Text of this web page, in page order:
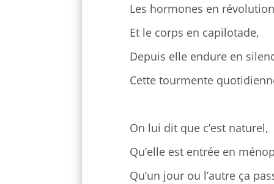
Les hormones en révolution
Et le corps en capilotade,
Depuis elle endure en
Cette tourmente
On lui dit que c’est naturel,
Qu’elle est entrée en
Qu’un jour ou l’autre ça